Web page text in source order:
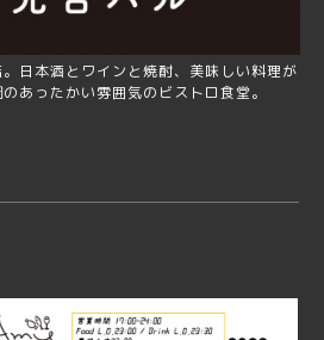
日本酒とワインと焼酎、美味しい料理が
あったかい雰囲気のビストロ食堂。